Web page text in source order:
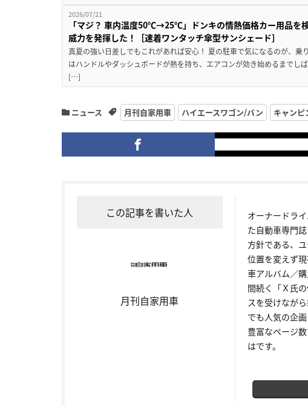
2026/07/21
「マジ？ 車内温度50℃→25℃」ドンキの情熱価格カー用品を
威力を発揮した！［速着ワンタッチ傘型サンシェード］
真夏の強い日差しでもこれがあれば安心！ 夏の駐車で気になるのが、乗
はハンドルやダッシュボードが熱を持ち、エアコンが効き始めるまでし
[…]
ニュース 月刊自家用車 ハイエースワゴン/バン キャンピ
この記事を書いた人
月刊自家用車
オーナードラ
た自動車専門
方針である、
位置を変えず
車アルバム／
間続く「Ｘ氏
スを受けなが
でも人気の企
豊富なページ
はです。